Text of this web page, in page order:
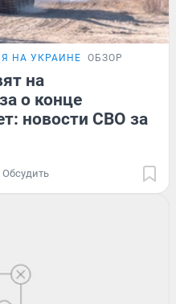
НА УКРАИНЕ ОБЗОР
на
о конце
новости СВО за
Обсудить